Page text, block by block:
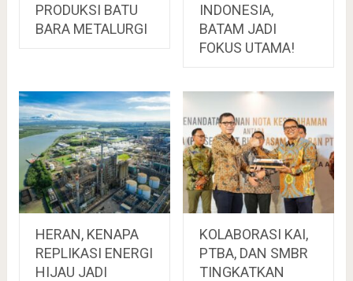
PRODUKSI BATU
BARA METALURGI
INDONESIA,
BATAM JADI
FOKUS UTAMA!
HERAN, KENAPA
REPLIKASI ENERGI
HIJAU JADI
KOLABORASI KAI,
PTBA, DAN SMBR
TINGKATKAN